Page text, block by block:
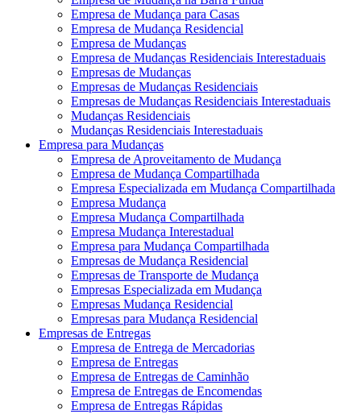
Empresa de Mudança para Casas
Empresa de Mudança Residencial
Empresa de Mudanças
Empresa de Mudanças Residenciais Interestaduais
Empresas de Mudanças
Empresas de Mudanças Residenciais
Empresas de Mudanças Residenciais Interestaduais
Mudanças Residenciais
Mudanças Residenciais Interestaduais
Empresa para Mudanças
Empresa de Aproveitamento de Mudança
Empresa de Mudança Compartilhada
Empresa Especializada em Mudança Compartilhada
Empresa Mudança
Empresa Mudança Compartilhada
Empresa Mudança Interestadual
Empresa para Mudança Compartilhada
Empresas de Mudança Residencial
Empresas de Transporte de Mudança
Empresas Especializada em Mudança
Empresas Mudança Residencial
Empresas para Mudança Residencial
Empresas de Entregas
Empresa de Entrega de Mercadorias
Empresa de Entregas
Empresa de Entregas de Caminhão
Empresa de Entregas de Encomendas
Empresa de Entregas Rápidas